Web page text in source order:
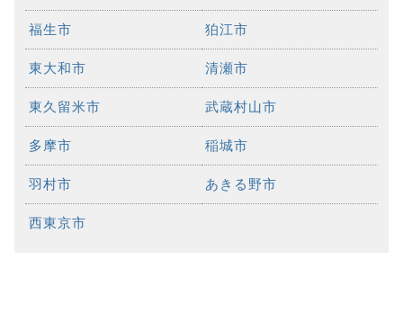
福生市 狛江市
東大和市 清瀬市
東久留米市 武蔵村山市
多摩市 稲城市
羽村市 あきる野市
西東京市